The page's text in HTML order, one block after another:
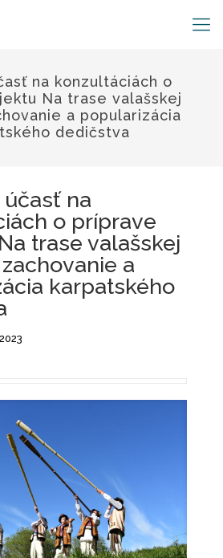
na konzultáciách o
Na trase valašskej
a popularizácia
dedičstva
na
o príprave
trase valašskej
a
karpatského